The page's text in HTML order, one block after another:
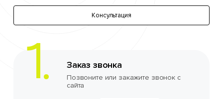
Консультация
Заказ звонка
Позвоните или закажите звонок с
сайта